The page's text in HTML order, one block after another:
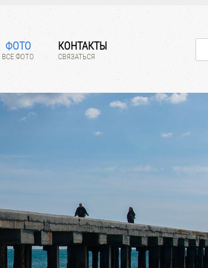
ФОТО
ВСЕ ФОТО
КОНТАКТЫ
СВЯЗАТЬСЯ